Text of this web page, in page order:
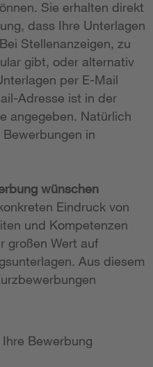
Sie erhalten direkt
dass Ihre Unterlagen
Stellenanzeigen, zu
gibt, oder alternativ
per E-Mail
Adresse ist in der
angegeben. Natürlich
in
wünschen
Eindruck von
und Kompetenzen
großen Wert auf
Aus diesem
Bewerbung